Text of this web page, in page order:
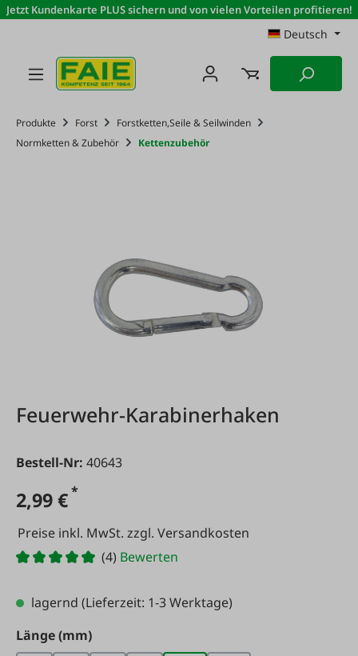
Zum Hauptinhalt springen
Jetzt Kundenkarte PLUS sichern und von vielen Vorteilen profitieren!
Deutsch
Produkte Forst
Forstketten,Seile & Seilwinden
Normketten & Zubehör
Kettenzubehör
Feuerwehr-Karabinerhaken
Bestell-Nr: 40643
2,99 €*
Preise inkl. MwSt. zzgl. Versandkosten
(4) Bewerten
lagernd (Lieferzeit: 1-3 Werktage)
Länge (mm)auswählen